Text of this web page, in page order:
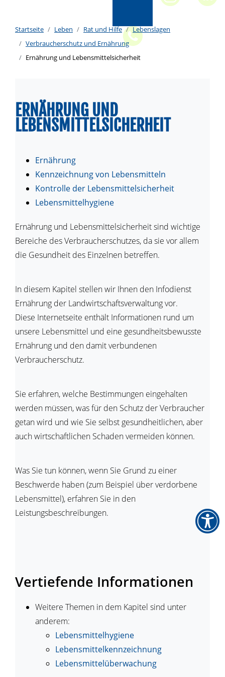
Startseite Leben Rat und Hilfe
Lebenslagen
Verbraucherschutz und Ernährung
Ernährung und Lebensmittelsicherheit
ERNÄHRUNG UND
LEBENSMITTELSICHERHEIT
Ernährung
Kennzeichnung von Lebensmitteln
Kontrolle der Lebensmittelsicherheit
Lebensmittelhygiene
Ernährung und Lebensmittelsicherheit sind wichtige
Bereiche des Verbraucherschutzes, da sie vor allem
die Gesundheit des Einzelnen betreffen.
In diesem Kapitel stellen wir Ihnen den Infodienst
Ernährung der Landwirtschaftsverwaltung vor.
Diese Internetseite enthält Informationen rund um
unsere Lebensmittel und eine gesundheitsbewusste
Ernährung und den damit verbundenen
Verbraucherschutz.
Sie erfahren, welche Bestimmungen eingehalten
werden müssen, was für den Schutz der Verbraucher
getan wird und wie Sie selbst gesundheitlichen, aber
auch wirtschaftlichen Schaden vermeiden können.
Was Sie tun können, wenn Sie Grund zu einer
Beschwerde haben (zum Beispiel über verdorbene
Lebensmittel), erfahren Sie in den
Leistungsbeschreibungen.
Vertiefende Informationen
Weitere Themen in dem Kapitel sind unter
anderem:
Lebensmittelhygiene
Lebensmittelkennzeichnung
Lebensmittelüberwachung